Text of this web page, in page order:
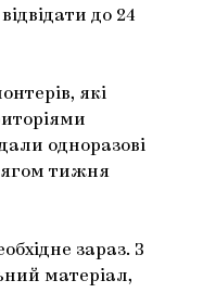
до 24
які
одноразові
тижня
зараз. З
матеріал,